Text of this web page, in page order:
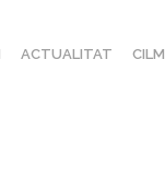
ACTUALITAT